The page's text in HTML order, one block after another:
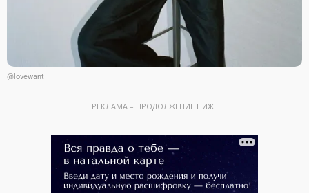
@lovewant
РЕКЛАМА – ПРОДОЛЖЕНИЕ НИЖЕ